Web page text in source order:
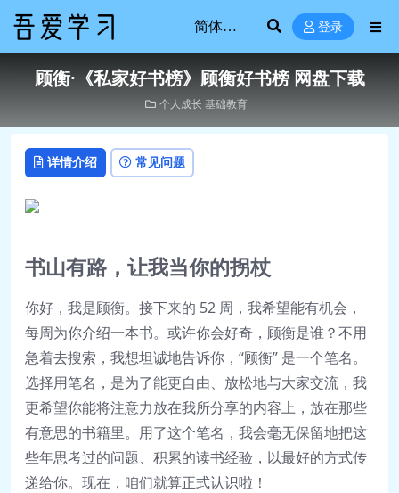
登录
顾衡·《私家好书榜》顾衡好书榜 网盘下载
个人成长 基础教育
详情介绍 常见问题
书山有路，让我当你的拐杖
你好，我是顾衡。接下来的 52 周，我希望能有机会，
每周为你介绍一本书。或许你会好奇，顾衡是谁？不用
急着去搜索，我想坦诚地告诉你，“顾衡” 是一个笔名。
选择用笔名，是为了能更自由、放松地与大家交流，我
更希望你能将注意力放在我所分享的内容上，放在那些
有意思的书籍里。用了这个笔名，我会毫无保留地把这
些年思考过的问题、积累的读书经验，以最好的方式传
递给你。现在，咱们就算正式认识啦！